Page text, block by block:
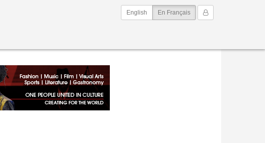
Mon Compte
English En Français(current)